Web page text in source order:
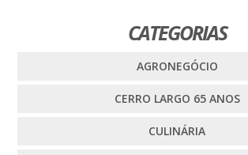
CATEGORIAS
AGRONEGÓCIO
CERRO LARGO 65 ANOS
CULINÁRIA